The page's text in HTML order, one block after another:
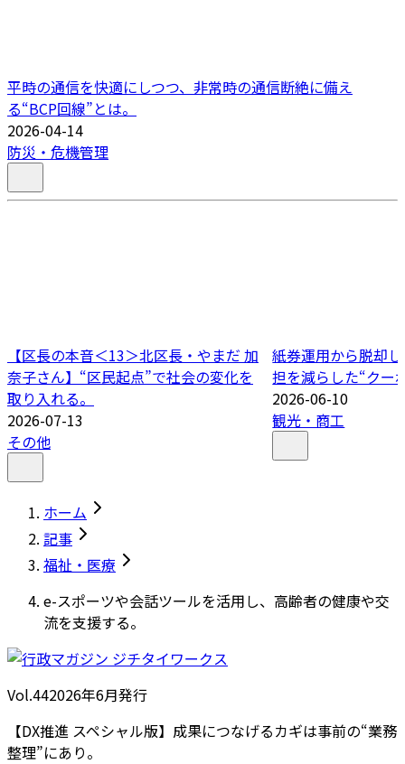
平時の通信を快適にしつつ、非常時の通信断絶に備え
る“BCP回線”とは。
2026-04-14
防災・危機管理
【区長の本音＜13＞北区長・やまだ 加
奈子さん】“区民起点”で社会の変化を
取り入れる。
2026-07-13
その他
紙券運用から脱却
担を減らした“クー
2026-06-10
観光・商工
ホーム
記事
福祉・医療
e-スポーツや会話ツールを活用し、高齢者の健康や交
流を支援する。
Vol.442026年6月発行
【DX推進 スペシャル版】成果につなげるカギは事前の“業務
整理”にあり。